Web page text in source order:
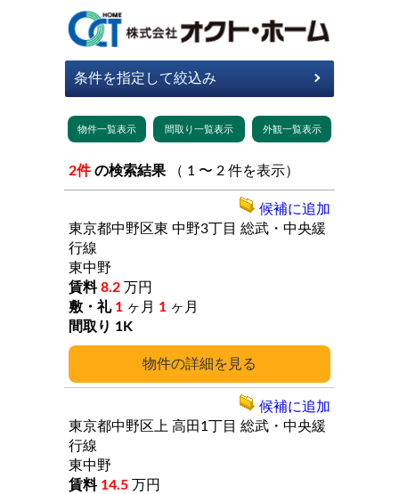
2件 の検索結果 （ 1 〜 2 件を表示）
詳細
東京都中野区東 中野3丁目 総武・中央緩
行線
東中野
8.2 万円
1 ヶ月 1 ヶ月
1K
候補に追加
東京都中野区上 高田1丁目 総武・中央緩
行線
東中野
14.5 万円
候補に追加